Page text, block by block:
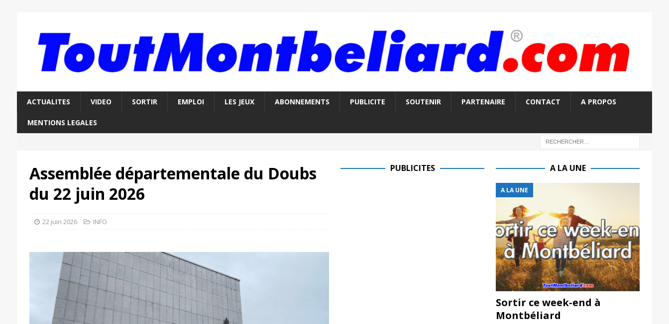
ACTUALITES VIDEO SORTIR EMPLOI LES JEUX ABONNEMENTS PUBLICITE SOUTENIR PARTENAIRE CONTACT A PROPOS
MENTIONS LEGALES
Assemblée départementale du Doubs
du 22 juin 2026
22 juin 2026 INFO
PUBLICITES A LA UNE
A LA UNE
Sortir ce week-end à
Montbéliard